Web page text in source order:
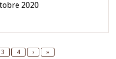
2020
Page
3 Page
4
Next
›
Last
»